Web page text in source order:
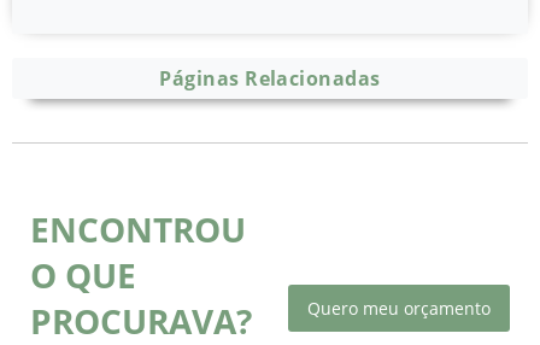
Páginas Relacionadas
ENCONTROU
O QUE
PROCURAVA?
Quero meu orçamento